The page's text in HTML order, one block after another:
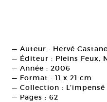
— Auteur : Hervé
— Éditeur : Pleins Feux,
— Année : 2006
— Format : 11 x 21 cm
— Collection :
— Pages : 62